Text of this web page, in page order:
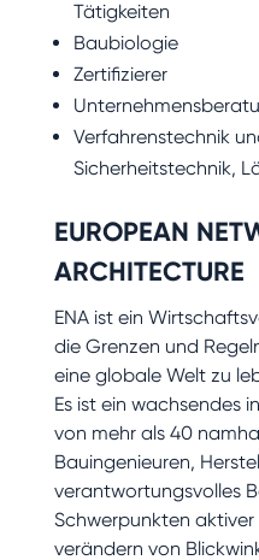
Tätigkeiten
Baubiologie
Zertifizierer
Verfahrenstechnik
Sicherheitstechnik,
EUROPEAN
ARCHITECTURE
ENA ist ein
die Grenzen und
eine globale Welt zu
Es ist ein wachsendes
von mehr als 40
Bauingenieuren,
verantwortungsvolles
Schwerpunkten
verändern von